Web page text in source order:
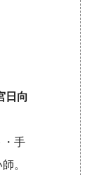
日向
・手
。